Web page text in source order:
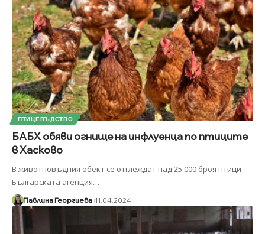
ПТИЦЕВЪДСТВО
БАБХ обяви огнище на инфлуенца по птиците
в Хасково
В животновъдния обект се отглеждат над 25 000 броя птици
Българската агенция…
Павлина Георгиева 11.04.2024